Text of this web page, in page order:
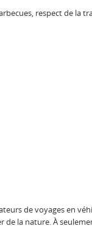
respect de la
de voyages en
la nature. À